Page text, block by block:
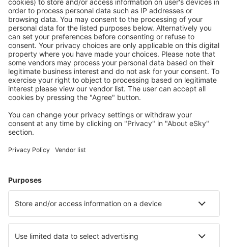
Rezervare fără griji cu opțiune gratuită de anulare.
Economiseşte mai mult
Prețuri atractive și oferte speciale pentru utilizatorii
conectați.
Cazarea preferată
Alege din peste 1,3 mil. de opţiuni: hoteluri, cabane,
Cele mai căutate hoteluri de către utilizatorii eSky
Hoteluri în Albufeira
Hoteluri în Lagos Hoteluri în Funchal Hoteluri în Porto
Hoteluri în Porto de Mos Hoteluri în Torres Vedras